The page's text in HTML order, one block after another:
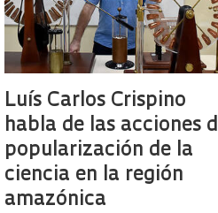
Luís Carlos Crispino
habla de las acciones
popularización de la
ciencia en la región
amazónica